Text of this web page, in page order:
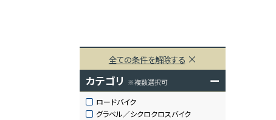
全ての条件を解除する
カテゴリ ※複数選択可 ー
ロードバイク
グラベル／シクロクロスバイク